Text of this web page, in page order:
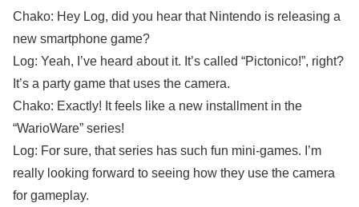
Chako: Hey Log, did you hear that Nintendo is releasing a
new smartphone game?
Log: Yeah, I’ve heard about it. It’s called “Pictonico!”, right?
It’s a party game that uses the camera.
Chako: Exactly! It feels like a new installment in the
“WarioWare” series!
Log: For sure, that series has such fun mini-games. I’m
really looking forward to seeing how they use the camera
for gameplay.